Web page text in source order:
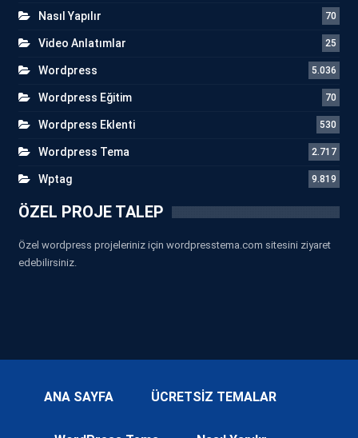
Nasıl Yapılır 70
Video Anlatımlar 25
Wordpress 5.036
Wordpress Eğitim 70
Wordpress Eklenti 530
Wordpress Tema 2.717
Wptag 9.819
ÖZEL PROJE TALEP
Özel wordpress projeleriniz için wordpresstema.com sitesini ziyaret
edebilirsiniz.
ANA SAYFA ÜCRETSİZ TEMALAR